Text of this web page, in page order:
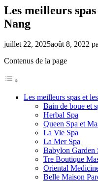
Les meilleurs spas
Nang
juillet 22, 2025août 8, 2022
Contenus de la page
Les meilleurs spas et
Bain de boue et
Herbal Spa
Queen Spa et
La Vie Spa
La Mer Spa
Babylon Garden
Tre Boutique
Oriental
Belle Maison